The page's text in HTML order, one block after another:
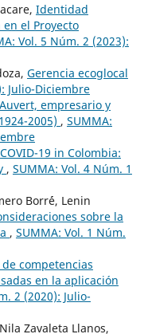
Identidad
el Proyecto
Vol. 5 Núm. 2 (2023):
Gerencia ecoglocal
Julio-Diciembre
empresario y
2005) , SUMMA:
COVID-19 in Colombia:
, SUMMA: Vol. 4 Núm. 1
Borr´é, Lenin
sobre la
, SUMMA: Vol. 1 Núm.
competencias
en la aplicación
2 (2020): Julio-
Zavaleta Llanos,